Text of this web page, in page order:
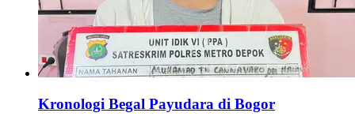
Kronologi Begal Payudara di Bogor